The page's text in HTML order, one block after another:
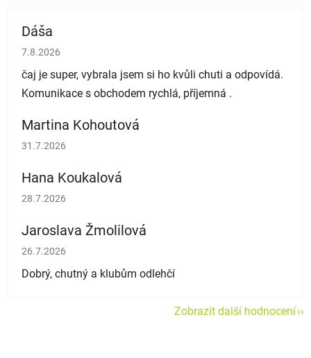
Dáša
Hodnocení obchodu je 5 z 5 hvězdiček.
7.8.2026
čaj je super, vybrala jsem si ho kvůli chuti a odpovídá.
Komunikace s obchodem rychlá, příjemná .
Martina Kohoutová
Hodnocení obchodu je 5 z 5 hvězdiček.
31.7.2026
Hana Koukalová
Hodnocení obchodu je 5 z 5 hvězdiček.
28.7.2026
Jaroslava Žmolilová
Hodnocení obchodu je 5 z 5 hvězdiček.
26.7.2026
Dobrý, chutný a klubům odlehčí
Zobrazit další hodnocení